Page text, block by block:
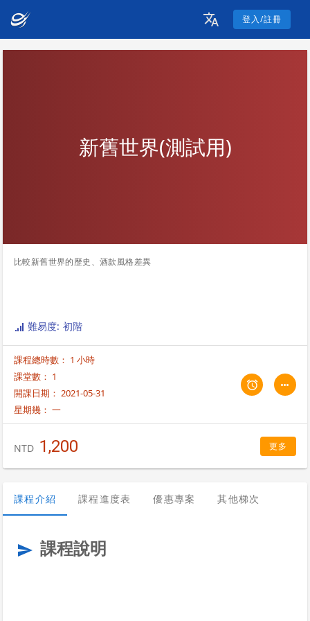
登入/註冊
新舊世界(測試用)
比較新舊世界的歷史、酒款風格差異
難易度: 初階
課程總時數： 1 小時
課堂數： 1
開課日期： 2021-05-31
星期幾： 一
NTD 1,200 更多
課程介紹 課程進度表 優惠專案 其他梯次
send 課程說明